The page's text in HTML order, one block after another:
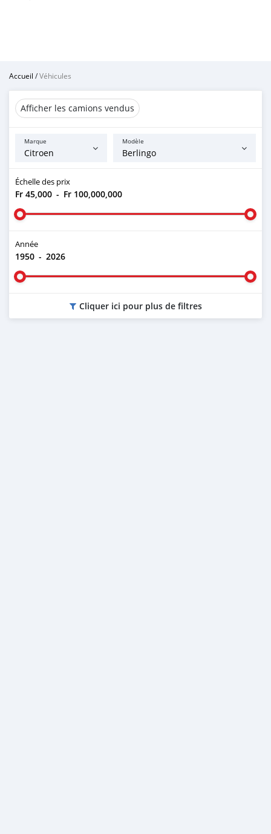
Accueil /Véhicules
Afficher les camions vendus
Marque Modèle
Échelle des prix
Fr 45,000 - Fr 100,000,000
Année
1950 - 2026
Cliquer ici pour plus de filtres